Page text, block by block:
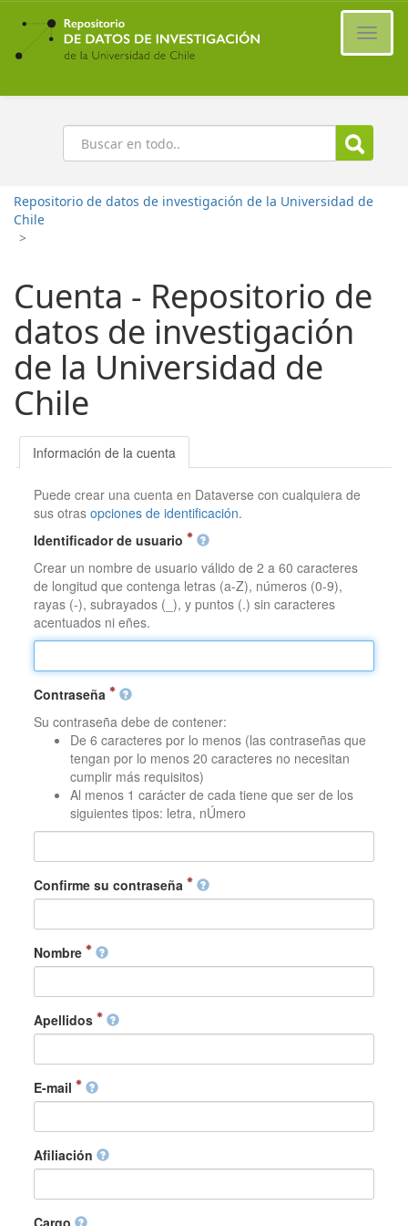
Ir
contenido
principal
Buscar
Repositorio de datos de investigación de la Universidad de
Chile
>
Cuenta - Repositorio de
datos de investigación
de la Universidad de
Chile
Información de la cuenta
Puede crear una cuenta en Dataverse con cualquiera de
sus otrasopciones de identificación.
Identificador de usuario
Crear un nombre de usuario válido de 2 a 60 caracteres
de longitud que contenga letras (a-Z), números (0-9),
rayas (-), subrayados (_), y puntos (.) sin caracteres
acentuados ni eñes.
Contraseña
Su contraseña debe de contener:
De 6 caracteres por lo menos (las contraseñas que
tengan por lo menos 20 caracteres no necesitan
cumplir más requisitos)
Al menos 1 carácter de cada tiene que ser de los
siguientes tipos: letra, nÚmero
Confirme su contraseña
Nombre
Apellidos
E-mail
Afiliación
Cargo